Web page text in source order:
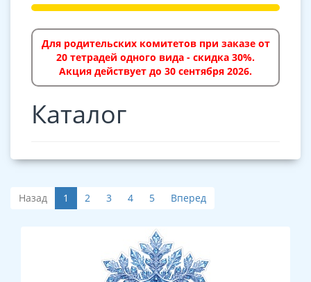
Для родительских комитетов при заказе от
20 тетрадей одного вида - скидка 30%.
Акция действует до 30 сентября 2026.
Каталог
Назад 1 2 3 4 5 Вперед